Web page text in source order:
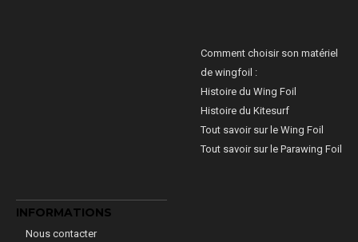
Comment choisir son matériel
de wingfoil :
Histoire du Wing Foil
Histoire du Kitesurf
Tout savoir sur le Wing Foil
Tout savoir sur le Parawing Foil
INFORMATIONS
Nous contacter